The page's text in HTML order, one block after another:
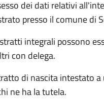
dei dati relativi
presso il comune di
integrali possono
con delega.
di nascita intestato
ne ha la tutela.